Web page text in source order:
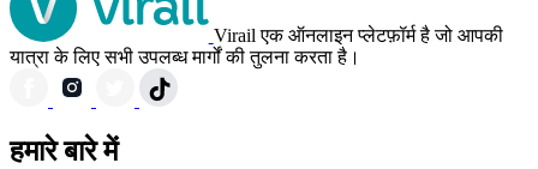
Virail एक ऑनलाइन प्लेटफ़ॉर्म है जो आपकी
यात्रा के लिए सभी उपलब्ध मार्गों की तुलना करता है।
हमारे बारे में